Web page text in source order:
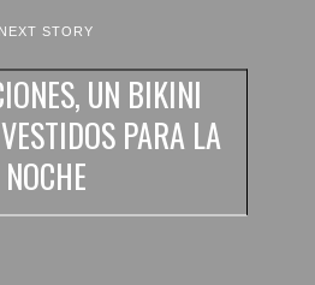
NEXT STORY
UN BIKINI
PARA LA
NOCHE